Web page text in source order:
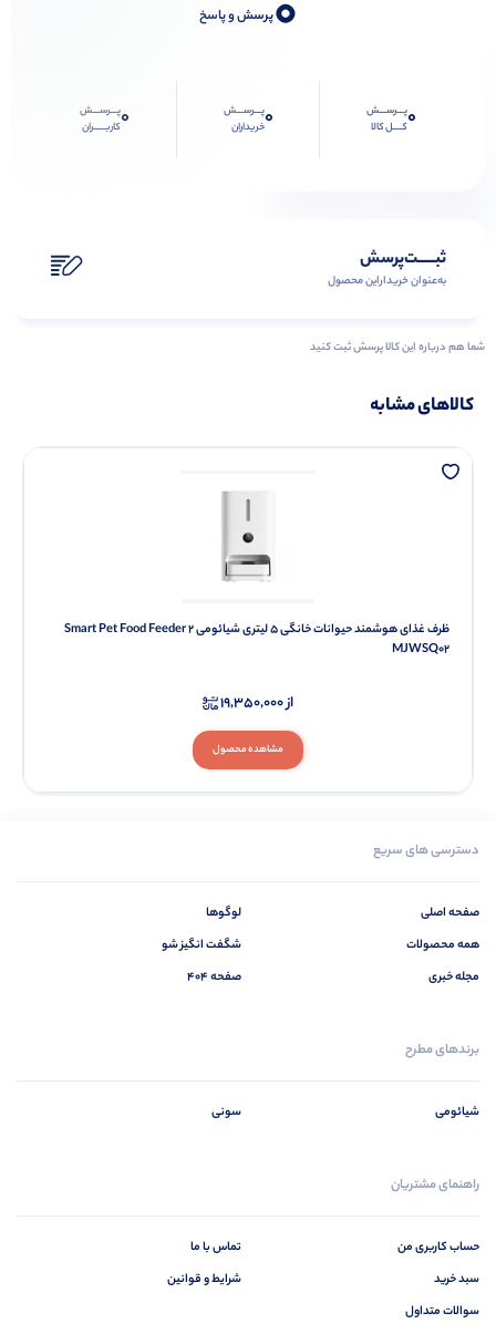
0پرسش و پاسخ
0پـــرســـش
کــــل کالا
0پـــرســـش
خریداران
0پـــرســـش
کاربـــــران
ثبـــــت‌پرسش
به‌عنوان ‌خریدار‌این‌ محصول
شما هم درباره این کالا پرسش ثبت کنید
کالاهای مشابه
ظرف غذای هوشمند حیوانات خانگی 5 لیتری شیائومی Smart Pet Food Feeder 2
MJWSQ02
مشاهده محصول
از19,350,000
دسترسی های سریع
صفحه اصلی
همه محصولات
مجله خبری
لوگوها
شگفت انگیز شو
صفحه 404
برندهای مطرح
شیائومی سونی
راهنمای مشتریان
حساب کاربری من
سبد خرید
سوالات متداول
تماس با ما
شرایط و قوانین